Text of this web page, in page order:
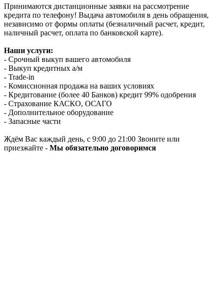
Принимаются дистанционные заявки на рассмотрение
кредита по телефону! Выдача автомобиля в день обращения,
независимо от формы оплаты (безналичный расчет, кредит,
наличный расчет, оплата по банковской карте).
Наши услуги:
- Срочный выкуп вашего автомобиля
- Выкуп кредитных а/м
- Trade-in
- Комиссионная продажа на ваших условиях
- Кредитование (более 40 Банков) кредит 99% одобрения
- Страхование КАСКО, ОСАГО
- Дополнительное оборудование
- Запасные части
Ждём Вас каждый день, с 9:00 до 21:00 Звоните или
приезжайте - Мы обязательно договоримся